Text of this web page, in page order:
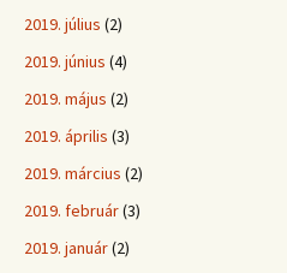
2019. július (2)
2019. június (4)
2019. május (2)
2019. április (3)
2019. március (2)
2019. február(3)
2019. január(2)